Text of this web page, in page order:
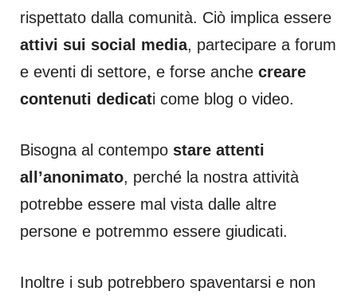
rispettato dalla comunità. Ciò implica essere
attivi sui social media, partecipare a forum
e eventi di settore, e forse anche creare
contenuti dedicati come blog o video.
Bisogna al contempo stare attenti
all’anonimato, perché la nostra attività
potrebbe essere mal vista dalle altre
persone e potremmo essere giudicati.
Inoltre i sub potrebbero spaventarsi e non